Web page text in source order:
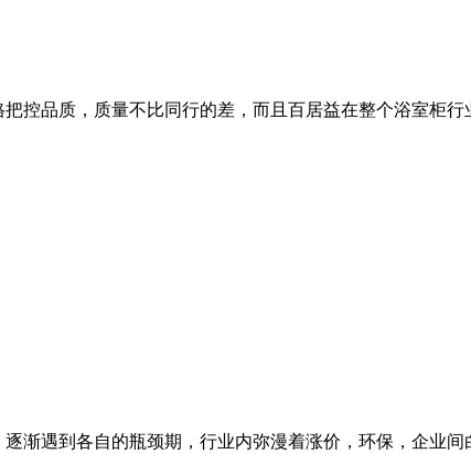
控品质，质量不比同行的差，而且百居益在整个浴室柜行
渐遇到各自的瓶颈期，行业内弥漫着涨价，环保，企业